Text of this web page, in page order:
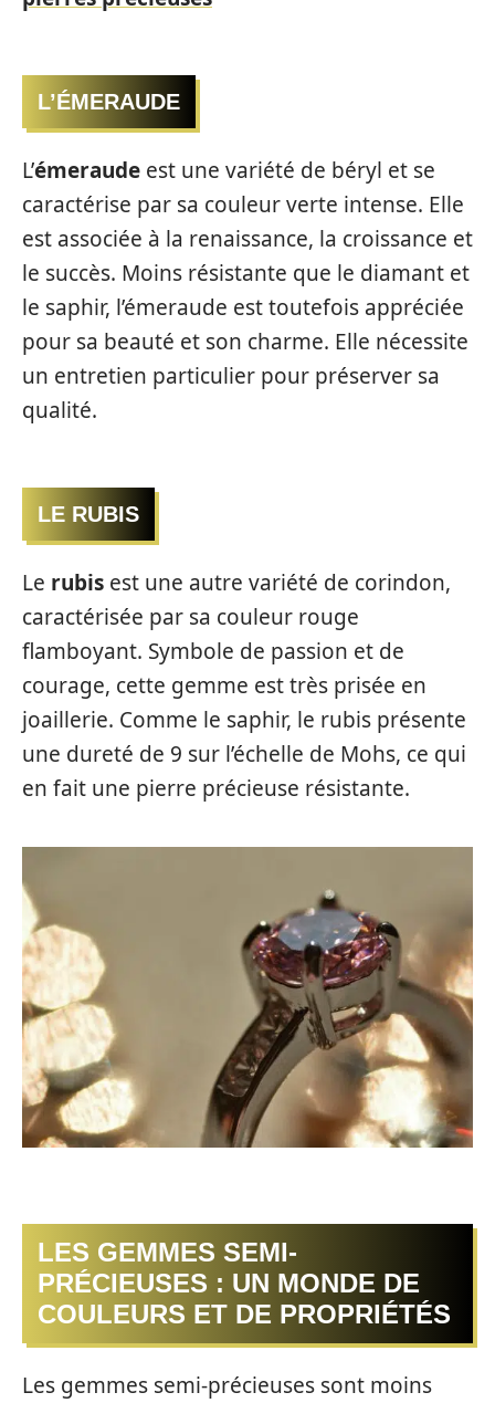
L’ÉMERAUDE
L’émeraude est une variété de béryl et se
caractérise par sa couleur verte intense. Elle
est associée à la renaissance, la croissance et
le succès. Moins résistante que le diamant et
le saphir, l’émeraude est toutefois appréciée
pour sa beauté et son charme. Elle nécessite
un entretien particulier pour préserver sa
qualité.
LE RUBIS
Le rubis est une autre variété de corindon,
caractérisée par sa couleur rouge
flamboyant. Symbole de passion et de
courage, cette gemme est très prisée en
joaillerie. Comme le saphir, le rubis présente
une dureté de 9 sur l’échelle de Mohs, ce qui
en fait une pierre précieuse résistante.
LES GEMMES SEMI-
PRÉCIEUSES : UN MONDE DE
COULEURS ET DE PROPRIÉTÉS
Les gemmes semi-précieuses sont moins